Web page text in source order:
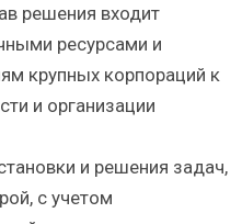
решения входит
ресурсами и
крупных корпораций к
и организации
и решения задач,
с учетом